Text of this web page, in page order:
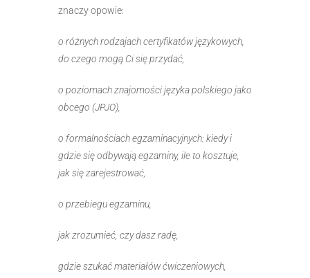
znaczy opowie:
o różnych rodzajach certyfikatów językowych,
do czego mogą Ci się przydać,
o poziomach znajomości języka polskiego jako
obcego (JPJO),
o formalnościach egzaminacyjnych: kiedy i
gdzie się odbywają egzaminy, ile to kosztuje,
jak się zarejestrować,
o przebiegu egzaminu,
jak zrozumieć, czy dasz radę,
gdzie szukać materiałów ćwiczeniowych,